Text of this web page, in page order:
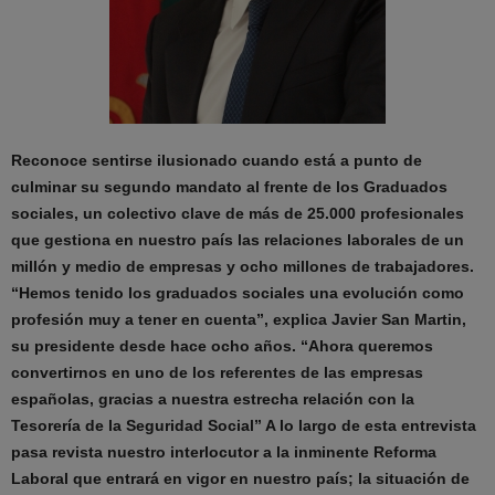
Reconoce sentirse ilusionado cuando está a punto de
culminar su segundo mandato al frente de los Graduados
sociales, un colectivo clave de más de 25.000 profesionales
que gestiona en nuestro país las relaciones laborales de un
millón y medio de empresas y ocho millones de trabajadores.
“Hemos tenido los graduados sociales una evolución como
profesión muy a tener en cuenta”, explica Javier San Martin,
su presidente desde hace ocho años. “Ahora queremos
convertirnos en uno de los referentes de las empresas
españolas, gracias a nuestra estrecha relación con la
Tesorería de la Seguridad Social” A lo largo de esta entrevista
pasa revista nuestro interlocutor a la inminente Reforma
Laboral que entrará en vigor en nuestro país; la situación de